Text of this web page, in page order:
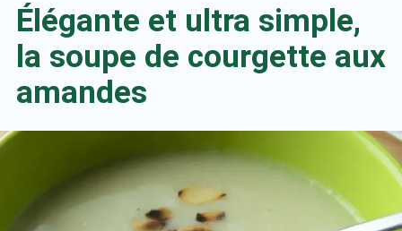
Élégante et ultra simple,
la soupe de courgette aux
amandes